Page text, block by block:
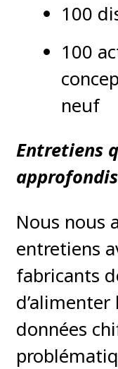
100
100
neuf
Entretiens
approfondis
Nous nous
entretiens
fabricants
d’alimenter
données